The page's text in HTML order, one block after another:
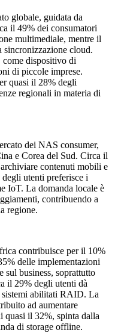
globale, guidata da
il 49% dei consumatori
multimediale, mentre il
sincronizzazione cloud.
dispositivo di
di piccole imprese.
quasi il 28% degli
regionali in materia di
dei NAS consumer,
e Corea del Sud. Circa il
contenuti mobili e
utenti preferisce i
IoT. La domanda locale è
contribuendo a
regione.
contribuisce per il 10%
delle implementazioni
sul business, soprattutto
il 29% degli utenti dà
sistemi abilitati RAID. La
ad aumentare
quasi il 32%, spinta dalla
di storage offline.